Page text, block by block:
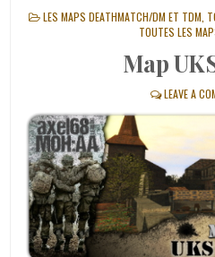
POSTED
LES MAPS DEATHMATCH/DM ET TDM
TOUTES LES
Map
LEAVE A